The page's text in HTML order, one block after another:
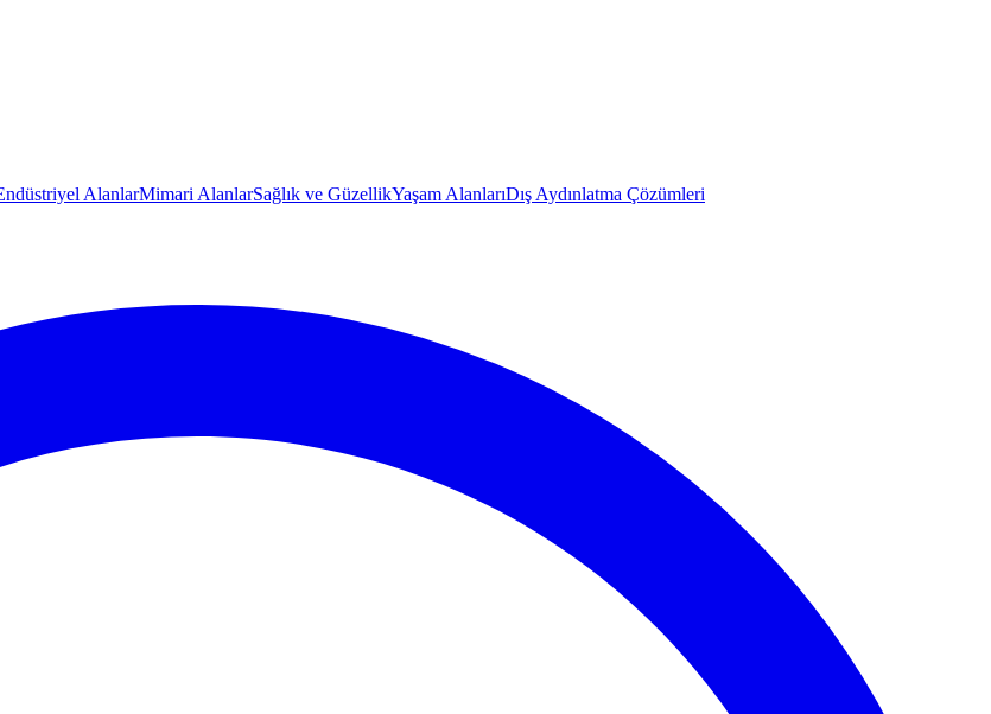
AlanlarMimari AlanlarSağlık ve GüzellikYaşam AlanlarıDış Aydınlatma Çözümleri